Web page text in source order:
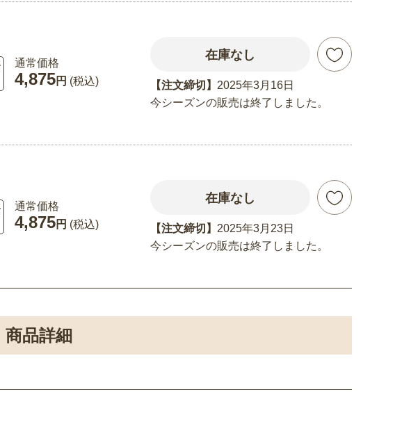
通常価格
4,875円 (税込)
在庫なし
【注文締切】 2025年3月16日
今シーズンの販売は終了しました。
通常価格
4,875円 (税込)
在庫なし
【注文締切】 2025年3月23日
今シーズンの販売は終了しました。
商品詳細